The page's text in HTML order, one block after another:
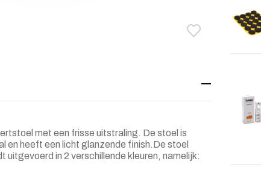
Toevoegen
Verwijderen
met een frisse uitstraling. De stoel is
en heeft een licht glanzende finish.De stoel
in 2 verschillende kleuren, namelijk: